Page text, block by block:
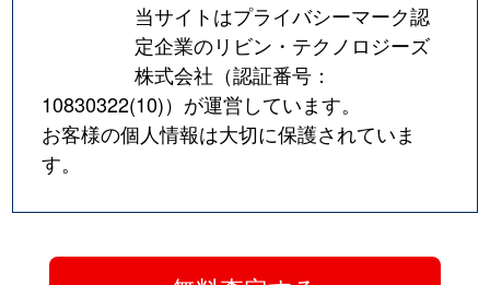
当サイトはプライバシーマーク認
定企業のリビン・テクノロジーズ
株式会社（認証番号：
10830322(10)）が運営しています。
お客様の個人情報は大切に保護されていま
す。